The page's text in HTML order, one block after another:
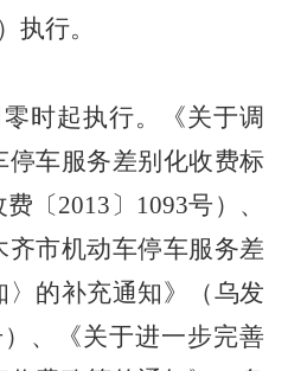
执行。
零时起执行。《关于调
车服务差别化收费标
〔2013 〕 1093号）、
齐市机动车停车服务差
的补充通知》（乌发
、《关于进一步完善